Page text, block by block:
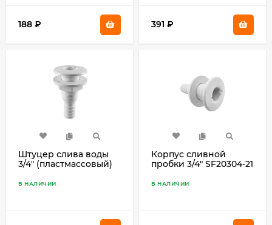
188 ₽ 391 ₽
Штуцер слива воды
3/4" (пластмассовый)
В НАЛИЧИИ
Корпус сливной
пробки 3/4" SF20304-21
В НАЛИЧИИ